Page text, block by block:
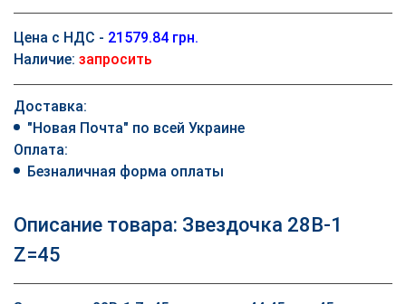
Цена с НДС - 21579.84 грн.
Наличие: запросить
Доставка:
"Новая Почта" по всей Украине
Оплата:
Безналичная форма оплаты
Описание товара: Звездочка 28B-1
Z=45